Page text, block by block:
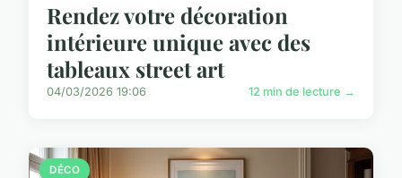
Rendez votre décoration
intérieure unique avec des
tableaux street art
04/03/2026 19:06 12 min de lecture →
DÉCO